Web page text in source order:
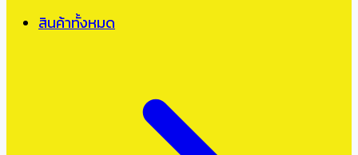
สินค้าทั้งหมด